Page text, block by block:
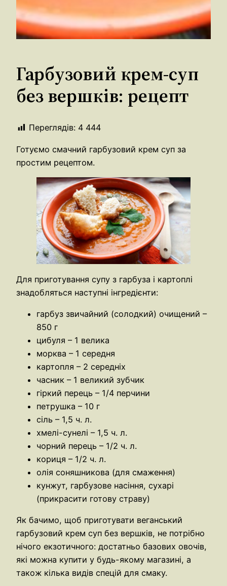
Гарбузовий крем-суп
без вершків: рецепт
Переглядів: 4 444
Готуємо смачний гарбузовий крем суп за
простим рецептом.
Для приготування супу з гарбуза і картоплі
знадобляться наступні інгредієнти:
гарбуз звичайний (солодкий) очищений –
850 г
цибуля – 1 велика
морква – 1 середня
картопля – 2 середніх
часник – 1 великий зубчик
гіркий перець – 1/4 перчини
петрушка – 10 г
сіль – 1,5 ч. л.
хмелі-сунелі – 1,5 ч. л.
чорний перець – 1/2 ч. л.
кориця – 1/2 ч. л.
олія соняшникова (для смаження)
кунжут, гарбузове насіння, сухарі
(прикрасити готову страву)
Як бачимо, щоб приготувати веганський
гарбузовий крем суп без вершків, не потрібно
нічого екзотичного: достатньо базових овочів,
які можна купити у будь-якому магазині, а
також кілька видів спецій для смаку.